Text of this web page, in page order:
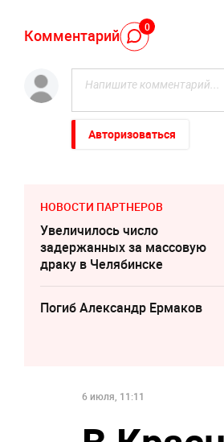
Комментарий 0
Авторизоваться
НОВОСТИ ПАРТНЕРОВ
Увеличилось число
задержанных за массовую
драку в Челябинске
Погиб Александр Ермаков
6 июля, 11:11